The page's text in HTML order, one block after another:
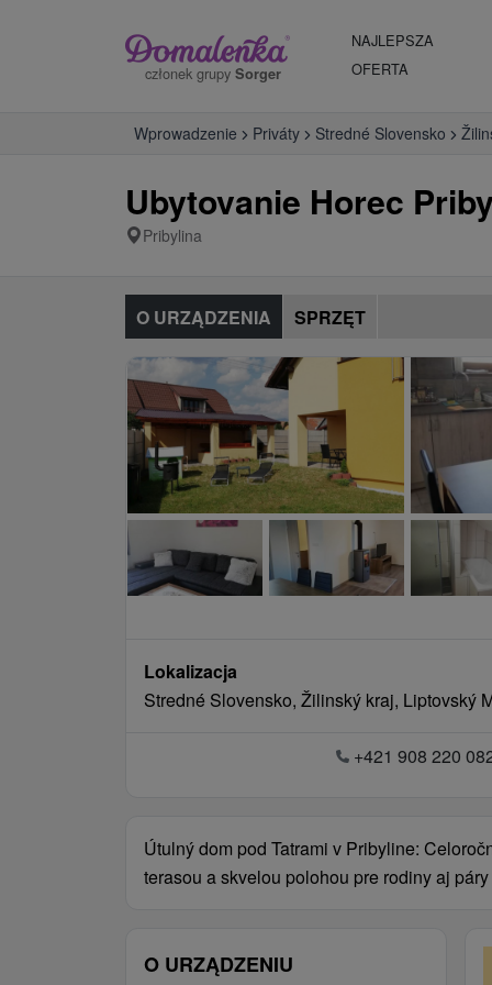
członek grupy Sorger
NAJLEPSZA
OFERTA
Wprowadzenie Priváty Stredné Slovensko
Ubytovanie Horec
Pribylina
O URZĄDZENIA SPRZĘT
Lokalizacja
Stredné Slovensko, Žilinský kraj, Liptovský
+421 908 220
Útulný dom pod Tatrami v Pribyline:
terasou a skvelou polohou pre rodiny aj páry
O URZĄDZENIU